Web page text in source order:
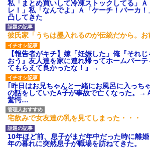
私「まとめ買いして冷凍ストックしてる」Ａ
レ！」私「なんでよ」Ａ「ケーチ！バーカ
凸してきた
彼氏家「うちは墨入れるのが伝統だから。
【報告者がキチ】嫁「妊娠した」俺『それ
おう』友人達を家に連れ帰ってホームパー
てもらえて良かったな！』→
｢昨日はお兄ちゃんと一緒にお風呂に入っち
の話をしていたA子が事故で亡くなった。→
驚愕…
宅飲みで女友達の乳を見てしまった・・・
10年ほど前、息子がまだ年中だった時に離
年の暮れに突然息子が職場を訪ねてきた。